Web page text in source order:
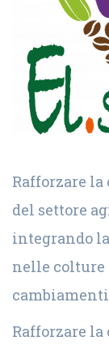
Rafforzare
del settore
integrando
nelle colture
Rafforzare